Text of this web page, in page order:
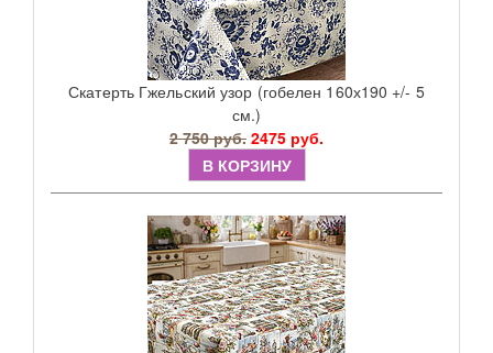
Скатерть Гжельский узор (гобелен 160х190 +/- 5
см.)
2 750 руб. 2475 руб.
В КОРЗИНУ